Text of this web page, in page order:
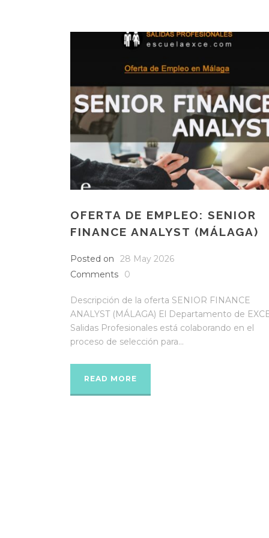
OFERTA DE EMPLEO: SENIOR
FINANCE ANALYST (MÁLAGA)
Posted on
28 May 2026
Comments
0
Descripción de la oferta SENIOR FINANCE
ANALYST (MÁLAGA) El Departamento de
Salidas Profesionales está colaborando en el
proceso de selección para...
READ MORE